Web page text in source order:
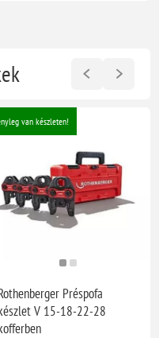
van készleten!
Préspofa
V 15-18-22-28